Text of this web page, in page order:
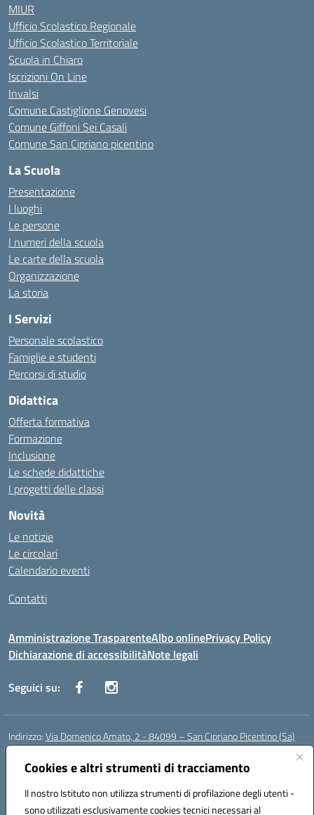
Cookies e altri strumenti di tracciamento
Il nostro Istituto non utilizza strumenti di profilazione degli utenti -
sono utilizzati esclusivamente cookies tecnici necessari al
MIUR
Ufficio Scolastico Regionale
Ufficio Scolastico Territoriale
Scuola in Chiaro
Iscrizioni On Line
Invalsi
Comune Castiglione Genovesi
Comune Giffoni Sei Casali
Comune San Cipriano picentino
La Scuola
Presentazione
I luoghi
Le persone
I numeri della scuola
Le carte della scuola
Organizzazione
La storia
I Servizi
Personale scolastico
Famiglie e studenti
Percorsi di studio
Didattica
Offerta formativa
Formazione
Inclusione
Le schede didattiche
I progetti delle classi
Novità
Le notizie
Le circolari
Calendario eventi
Contatti
Amministrazione TrasparenteAlbo onlinePrivacy Policy
Dichiarazione di accessibilitàNote legali
Seguici su:
Indirizzo:Via Domenico Amato, 2 - 84099 – San Cipriano Picentino (Sa)
Centralino:
Posta elettronica certificata (PEC):saic87700c@pec.istruzione.it
Codice fiscale: 95075020651
Codice meccanografico:SAIC87700C